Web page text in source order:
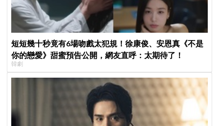
短短幾十秒竟有6場吻戲太犯規！徐康俊、安恩真《不是
你的戀愛》甜蜜預告公開，網友直呼：太期待了！
韓劇